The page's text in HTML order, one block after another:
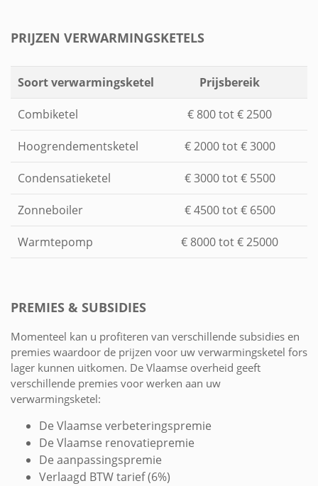
PRIJZEN VERWARMINGSKETELS
Soort verwarmingsketel Prijsbereik
Combiketel € 800 tot € 2500
Hoogrendementsketel € 2000 tot € 3000
Condensatieketel € 3000 tot € 5500
Zonneboiler € 4500 tot € 6500
Warmtepomp € 8000 tot € 25000
PREMIES & SUBSIDIES
Momenteel kan u profiteren van verschillende subsidies en
premies waardoor de prijzen voor uw verwarmingsketel fors
lager kunnen uitkomen. De Vlaamse overheid geeft
verschillende premies voor werken aan uw
verwarmingsketel:
De Vlaamse verbeteringspremie
De Vlaamse renovatiepremie
De aanpassingspremie
Verlaagd BTW tarief (6%)